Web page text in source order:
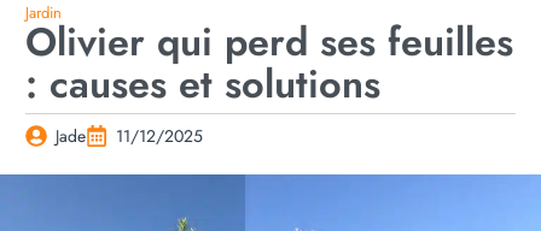
Jardin
Olivier qui perd ses feuilles
: causes et solutions
Jade 11/12/2025